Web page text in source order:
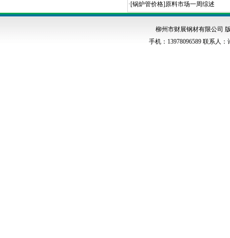
·[锅炉管价格]原料市场一周综述
柳州市财展钢材有限公司
手机：13978096589 联系人